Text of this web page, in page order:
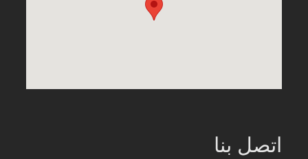
اتصل بنا